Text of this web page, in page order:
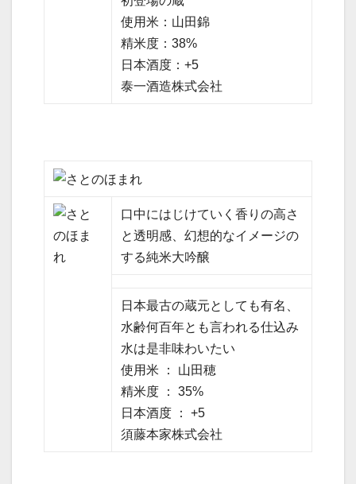
使用米：山田錦
精米度：38%
日本酒度：+5
泰一酒造株式会社
口中にはじけていく香りの高さ
と透明感、幻想的なイメージの
する純米大吟醸
日本最古の蔵元としても有名、
水齢何百年とも言われる仕込み
水は是非味わいたい
使用米 ： 山田穂
精米度 ： 35%
日本酒度 ： +5
須藤本家株式会社